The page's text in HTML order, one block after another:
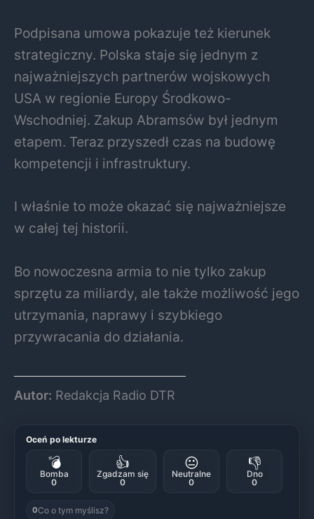
Podpisana umowa pokazuje też kierunek
strategiczny. Polska staje się jednym z
najważniejszych partnerów wojskowych
USA w regionie Europy Środkowo-
Wschodniej. Zakup Abramsów był jednym
etapem. Teraz przyszedł czas na budowę
kompetencji i infrastruktury.
I właśnie to może okazać się najważniejsze
w całej tej historii.
Bo nowoczesna armia to nie tylko zakup
sprzętu za miliardy, ale także możliwość jego
utrzymania, naprawy i szybkiego
przywracania do działania.
Autor: Redakcja Radio DTR
Oceń po lekturze
💣
Bomba
0
👍
Zgadzam się
0
😐
Neutralne
0
👎
Dno
0
0Co o tym myślisz?